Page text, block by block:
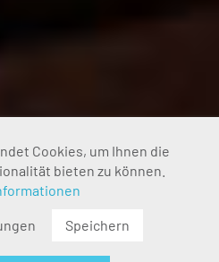
Aktiv
Inaktiv
Inaktiv
Cookies, um Ihnen die
bieten zu können.
Speichern